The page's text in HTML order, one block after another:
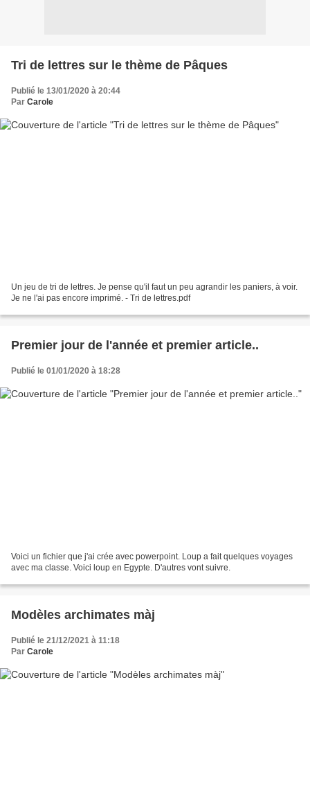
Tri de lettres sur le thème de Pâques
Publié le 13/01/2020 à 20:44
Par Carole
Un jeu de tri de lettres. Je pense qu'il faut un peu agrandir les paniers, à voir.
Je ne l'ai pas encore imprimé. - Tri de lettres.pdf
Premier jour de l'année et premier article..
Publié le 01/01/2020 à 18:28
Voici un fichier que j'ai crée avec powerpoint. Loup a fait quelques voyages
avec ma classe. Voici loup en Egypte. D'autres vont suivre.
Modèles archimates màj
Publié le 21/12/2021 à 11:18
Par Carole